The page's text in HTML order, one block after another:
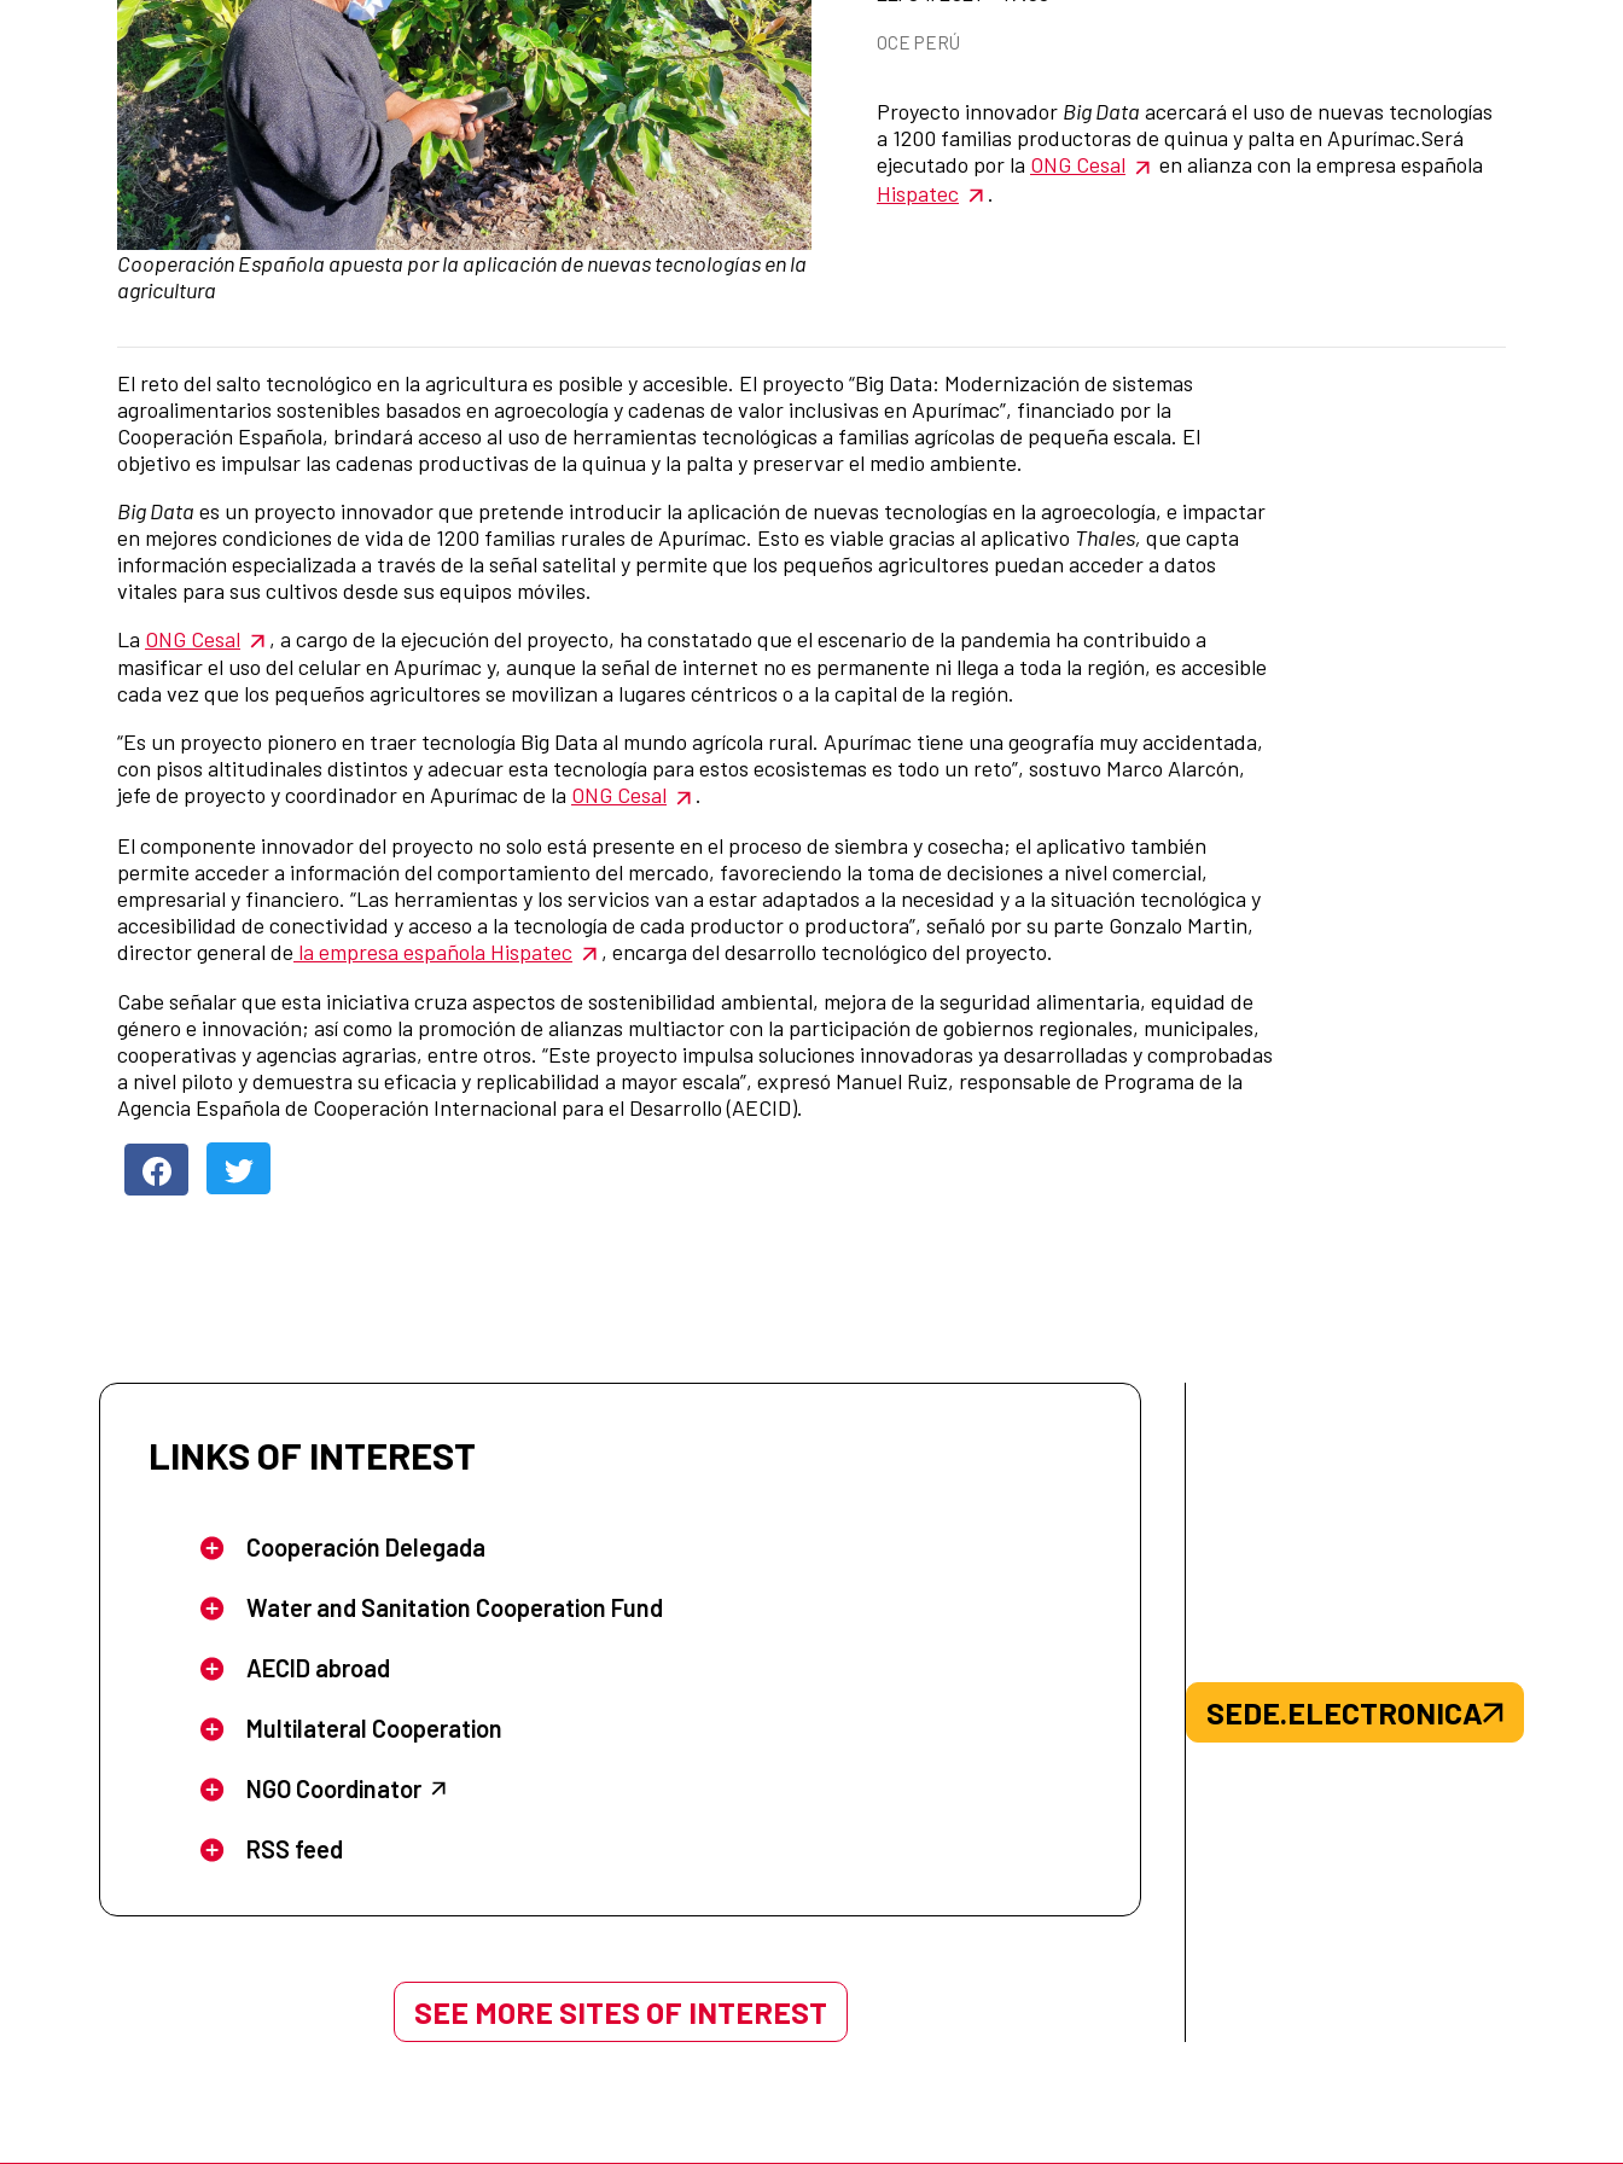
Caption:
Cooperación Española apuesta por la aplicación de nuevas tecnologías en la
agricultura
News categories
OCE PERÚ
Proyecto innovador Big Data acercará el uso de nuevas tecnologías
a 1200 familias productoras de quinua y palta en Apurímac.Será
ejecutado por la ONG Cesal
en alianza con la empresa española
Hispatec
.
News content
El reto del salto tecnológico en la agricultura es posible y accesible. El proyecto “Big Data: Modernización de sistemas
agroalimentarios sostenibles basados en agroecología y cadenas de valor inclusivas en Apurímac”, financiado por la
Cooperación Española, brindará acceso al uso de herramientas tecnológicas a familias agrícolas de pequeña escala. El
objetivo es impulsar las cadenas productivas de la quinua y la palta y preservar el medio ambiente.
Big Data es un proyecto innovador que pretende introducir la aplicación de nuevas tecnologías en la agroecología, e impactar
en mejores condiciones de vida de 1200 familias rurales de Apurímac. Esto es viable gracias al aplicativo Thales, que capta
información especializada a través de la señal satelital y permite que los pequeños agricultores puedan acceder a datos
vitales para sus cultivos desde sus equipos móviles.
La ONG Cesal
, a cargo de la ejecución del proyecto, ha constatado que el escenario de la pandemia ha contribuido a
masificar el uso del celular en Apurímac y, aunque la señal de internet no es permanente ni llega a toda la región, es accesible
cada vez que los pequeños agricultores se movilizan a lugares céntricos o a la capital de la región.
“Es un proyecto pionero en traer tecnología Big Data al mundo agrícola rural. Apurímac tiene una geografía muy accidentada,
con pisos altitudinales distintos y adecuar esta tecnología para estos ecosistemas es todo un reto”, sostuvo Marco Alarcón,
jefe de proyecto y coordinador en Apurímac de la ONG Cesal
.
El componente innovador del proyecto no solo está presente en el proceso de siembra y cosecha; el aplicativo también
permite acceder a información del comportamiento del mercado, favoreciendo la toma de decisiones a nivel comercial,
empresarial y financiero. “Las herramientas y los servicios van a estar adaptados a la necesidad y a la situación tecnológica y
accesibilidad de conectividad y acceso a la tecnología de cada productor o productora”, señaló por su parte Gonzalo Martin,
director general de la empresa española Hispatec
, encarga del desarrollo tecnológico del proyecto.
Cabe señalar que esta iniciativa cruza aspectos de sostenibilidad ambiental, mejora de la seguridad alimentaria, equidad de
género e innovación; así como la promoción de alianzas multiactor con la participación de gobiernos regionales, municipales,
cooperativas y agencias agrarias, entre otros. “Este proyecto impulsa soluciones innovadoras ya desarrolladas y comprobadas
a nivel piloto y demuestra su eficacia y replicabilidad a mayor escala”, expresó Manuel Ruiz, responsable de Programa de la
Agencia Española de Cooperación Internacional para el Desarrollo (AECID).
LINKS OF INTEREST
Cooperación Delegada
Water and Sanitation Cooperation Fund
AECID abroad
Multilateral Cooperation
NGO Coordinator
RSS feed
SEE MORE SITES OF INTEREST
SEDE.ELECTRONICA